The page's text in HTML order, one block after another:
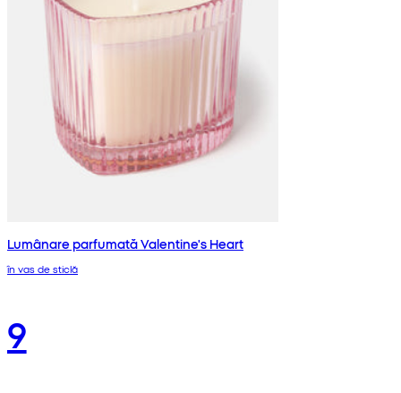
Lumânare parfumată Valentine's Heart
în vas de sticlă
9